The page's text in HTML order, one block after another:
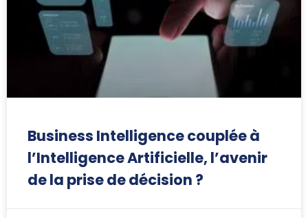
Business Intelligence couplée à
l’Intelligence Artificielle, l’avenir
de la prise de décision ?